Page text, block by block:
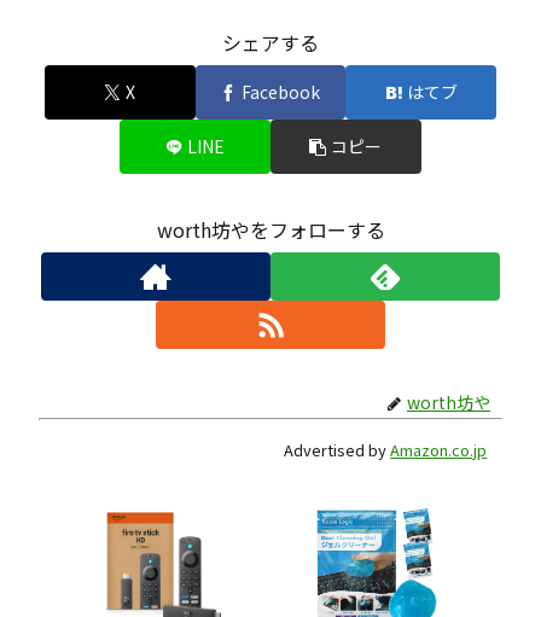
シェアする
X Facebook はてブ
LINE コピー
worth坊やをフォローする
worth坊や
Advertised byAmazon.co.jp